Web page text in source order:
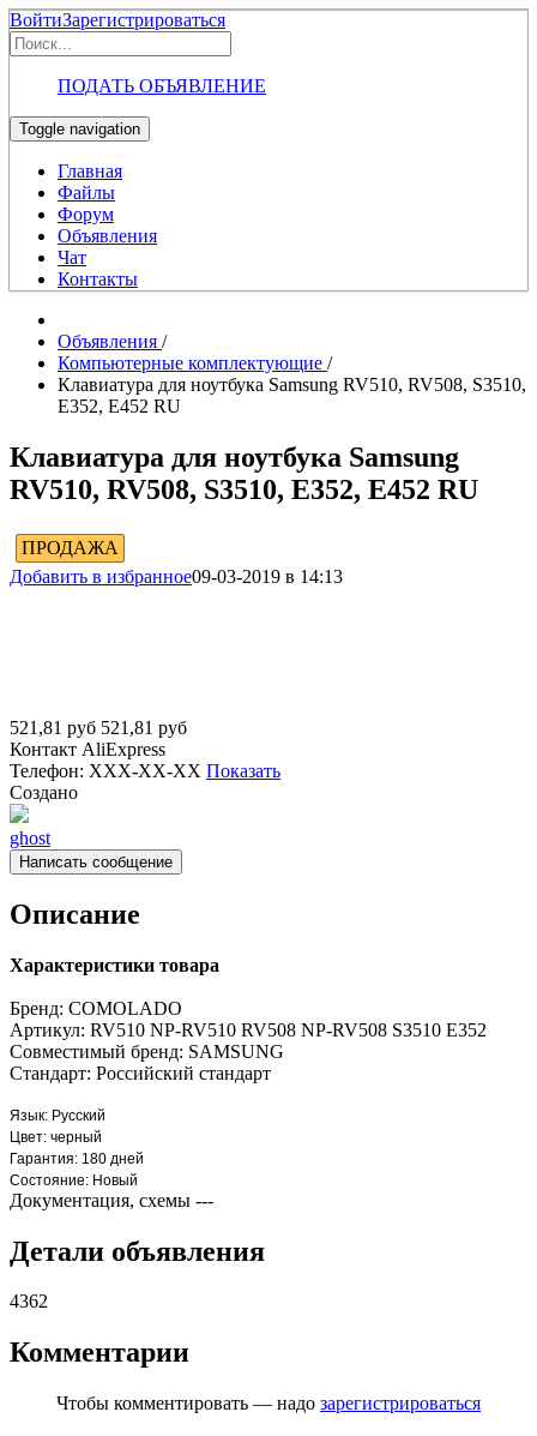
ВойтиЗарегистрироваться
ПОДАТЬ ОБЪЯВЛЕНИЕ
Toggle navigation
Главная
Файлы
Форум
Объявления
Чат
Контакты
Объявления /
Компьютерные комплектующие /
Клавиатура для ноутбука Samsung RV510, RV508, S3510,
E352, E452 RU
Клавиатура для ноутбука Samsung
RV510, RV508, S3510, E352, E452 RU
ПРОДАЖА
Добавить в избранное09-03-2019 в 14:13
521,81 руб 521,81 руб
Контакт AliExpress
Телефон: XXX-XX-XX Показать
Создано
ghost
Написать сообщение
Описание
Характеристики товара
Бренд: COMOLADO
Артикул: RV510 NP-RV510 RV508 NP-RV508 S3510 E352
Совместимый бренд: SAMSUNG
Стандарт: Российский стандарт
Язык: Русский
Цвет: черный
Гарантия: 180 дней
Состояние: Новый
Документация, схемы ---
Детали объявления
4362
Комментарии
Чтобы комментировать — надо зарегистрироваться